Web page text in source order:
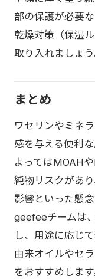
部の保護が必要
乾燥対策（保湿
取り入れましょう
まとめ
ワセリンやミネ
感を与える便利
よってはMOAH
純物リスクがあ
影響といった懸
geefeeチームは
し、用途に応じ
由来オイルやセ
をおすすめしま